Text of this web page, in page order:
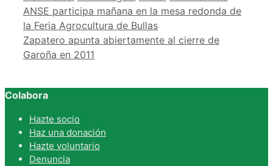
ANSE participa mañana en la mesa redonda de
la Feria Agrocultura de Bullas
Zapatero apunta abiertamente al cierre de
Garoña en 2011
Colabora
Hazte socio
Haz una donación
Hazte voluntario
Denuncia